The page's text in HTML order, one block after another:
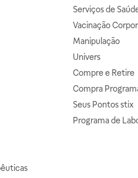
Serviços de
Vacinação
Manipulação
Univers
Compre e Retire
Compra
Seus Pontos stix
Programa de